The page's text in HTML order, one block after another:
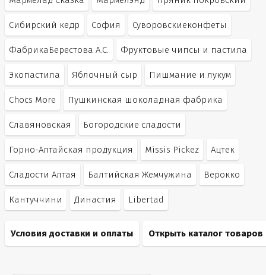
Сибирский кедр София Суворовскиеконфеты
ФабрикаБерестова А.С. Фруктовые чипсы и пастила
Экопастила Яблочный сыр Пишмание и лукум
Chocs More Пушкинская шоколадная фабрика
Славяновская Богородские сладости
Горно-Алтайская продукция Missis Pickez Ацтек
Сладости Алтая Балтийская Жемчужина Верокко
Кантуччини Династия Libertad
Условия доставки и оплаты Открыть каталог товаров